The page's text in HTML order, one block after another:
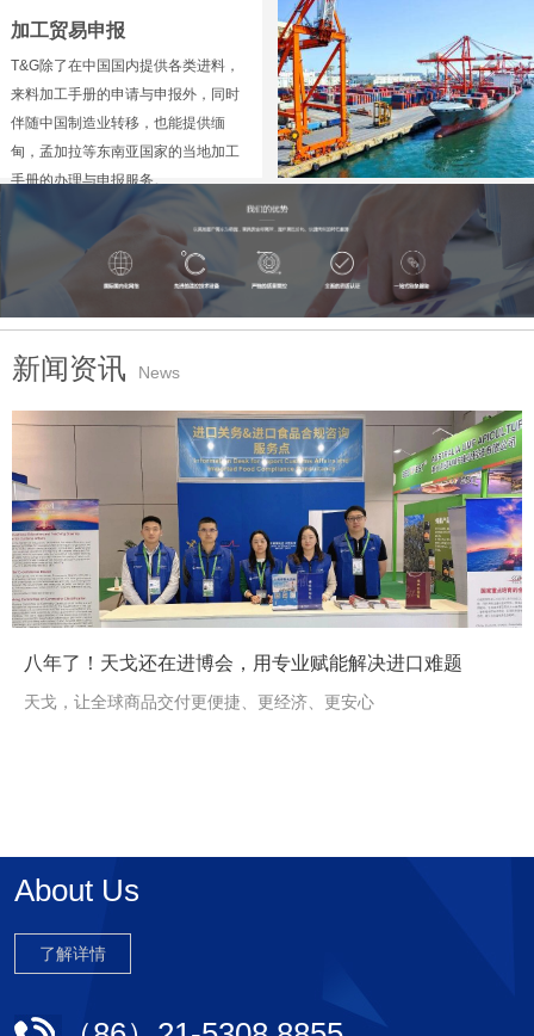
加工贸易申报
T&G除了在中国国内提供各类进料，
来料加工手册的申请与申报外，同时
伴随中国制造业转移，也能提供缅
甸，孟加拉等东南亚国家的当地加工
手册的办理与申报服务。
新闻资讯 News
< >
八年了！天戈还在进博会，用专业赋能解决进口难题
天戈，让全球商品交付更便捷、更经济、更安心
About Us
了解详情